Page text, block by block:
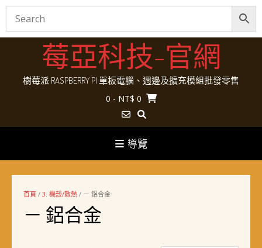
Skip
莓亞科技-官網
樹莓派 RASPBERRY PI 單板電腦、週邊及擴充模組批發零售
0 - NT$ 0
導覽
首頁 / 3. 機殼/散熱 / － 鋁合金
－ 鋁合金